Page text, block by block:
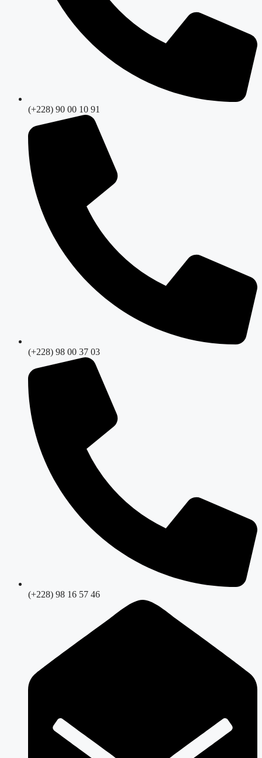
(+228) 90 00 10 91
(+228) 98 00 37 03
(+228) 98 16 57 46